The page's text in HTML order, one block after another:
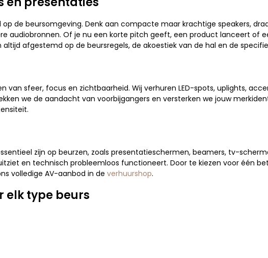
de beursomgeving. Denk aan compacte maar krachtige speakers,
audiobronnen. Of je nu een korte pitch geeft, een product lanceert of
afgestemd op de beursregels, de akoestiek van de hal en de
sfeer, focus en zichtbaarheid. Wij verhuren LED-spots, uplights,
we de aandacht van voorbijgangers en versterken we jouw
zijn op beurzen, zoals presentatieschermen, beamers, tv-
en technisch probleemloos functioneert. Door te kiezen voor één
volledige AV-aanbod in de verhuurshop.
elk type beurs